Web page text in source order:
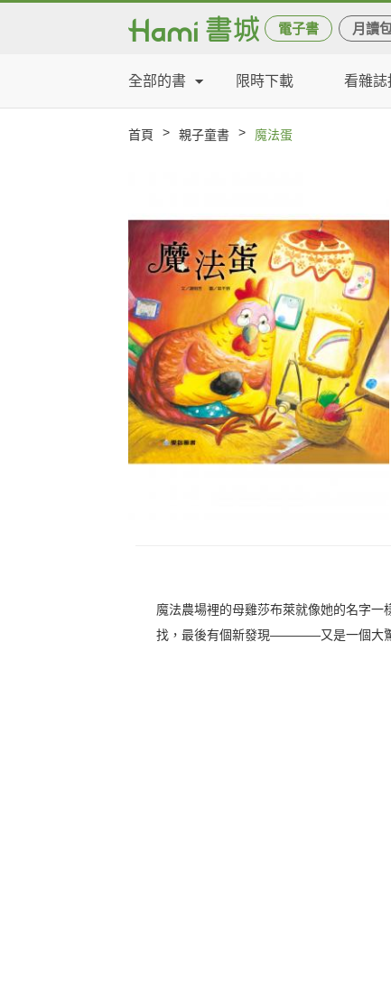
電子書 月讀
全部的書 限時下載 看雜誌
首頁 > 親子童書 > 魔法蛋
魔法農場裡的母雞莎布萊就像她的名字
找，最後有個新發現————又是一個大